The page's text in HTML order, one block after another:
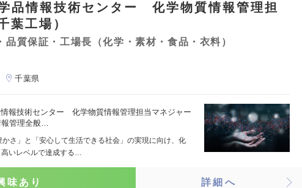
学品情報技術センター 化学物質情報管理担
葉工場）
品質保証・工場長（化学・素材・食品・衣料）
千葉県
報技術センター 化学物質情報管理担当マネジャー
管理全般…
さ」と「安心して生活できる社会」の実現に向け、化
いレベルで達成する…
味あり 詳細へ